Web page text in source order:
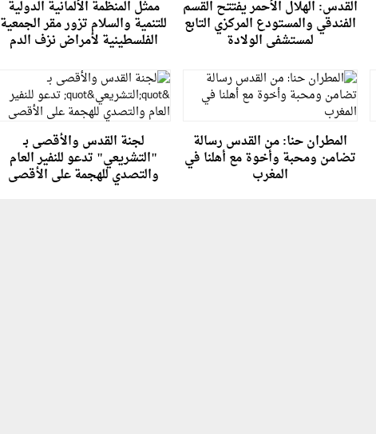
القدس: الهلال الأحمر يفتتح القسم
الفندقي والمستودع المركزي التابع
لمستشفى الولادة
ممثل المنظمة الألمانية الدولية
للتنمية والسلام تزور مقر الجمعية
الفلسطينية لأمراض نزف الدم
المطران حنا: من القدس رسالة
تضامن ومحبة وأخوة مع أهلنا في
المغرب
لجنة القدس والأقصى بـ
"التشريعي" تدعو للنفير العام
والتصدي للهجمة على الأقصى